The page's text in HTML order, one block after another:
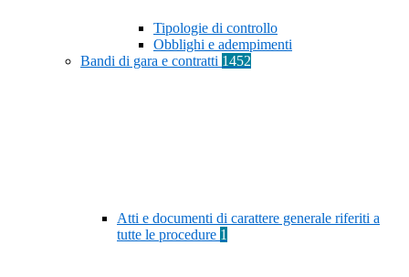
Tipologie di controllo
Obblighi e adempimenti
Bandi di gara e contratti 1452
Atti e documenti di carattere generale riferiti a
tutte le procedure 1